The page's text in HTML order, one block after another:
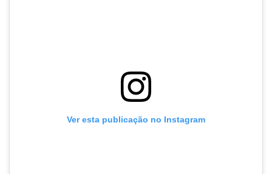
Ver esta publicação no Instagram